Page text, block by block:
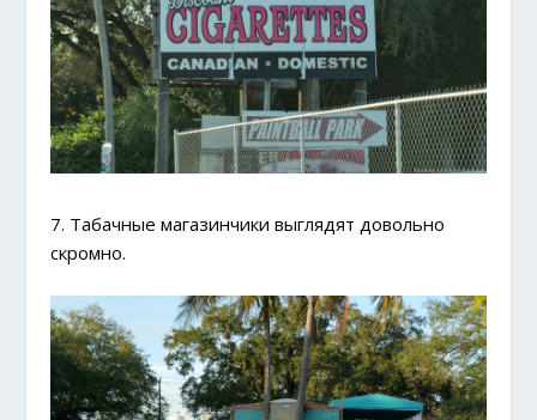
7. Табачные магазинчики выглядят довольно
скромно.